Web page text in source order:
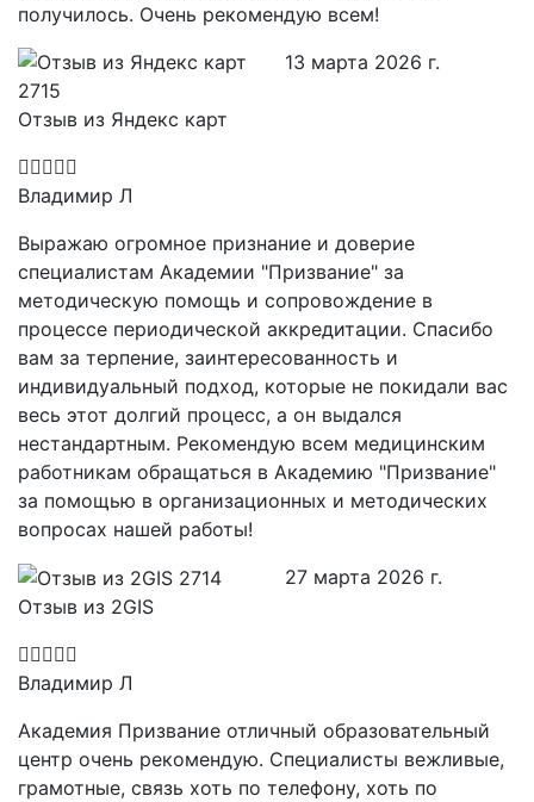
получилось. Очень рекомендую всем!
Отзыв из Яндекс карт
13 марта 2026 г.
Владимир Л
Выражаю огромное признание и доверие
специалистам Академии "Призвание" за
методическую помощь и сопровождение в
процессе периодической аккредитации. Спасибо
вам за терпение, заинтересованность и
индивидуальный подход, которые не покидали вас
весь этот долгий процесс, а он выдался
нестандартным. Рекомендую всем медицинским
работникам обращаться в Академию "Призвание"
за помощью в организационных и методических
вопросах нашей работы!
Отзыв из 2GIS
27 марта 2026 г.
Владимир Л
Академия Призвание отличный образовательный
центр очень рекомендую. Специалисты вежливые,
грамотные, связь хоть по телефону, хоть по